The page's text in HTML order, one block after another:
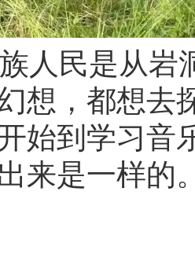
人民是从岩
想，都想去
始到学习音
来是一样的